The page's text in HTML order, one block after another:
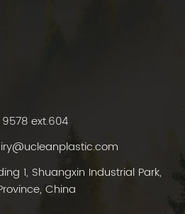
ext.604
1, Shuangxin Industrial Park,
China